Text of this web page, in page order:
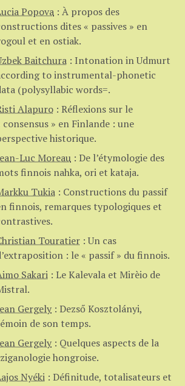
Popova : À propos des
dites « passives » en
et en ostiak.
Baitchura : Intonation in Udmurt
to instrumental-phonetic
(polysyllabic words=.
Alapuro : Réflexions sur le
consensus » en Finlande : une
historique.
Luc Moreau : De l’étymologie des
finnois nahka, ori et kataja.
Tukia : Constructions du passif
finnois, remarques typologiques et
Touratier :Un cas
: le « passif » du finnois.
Sakari : Le Kalevala et Mirèio de
Gergely : Dezső Kosztolányi,
de son temps.
Gergely : Quelques aspects de la
hongroise.
Nyéki : Définitude, totalisateurs et